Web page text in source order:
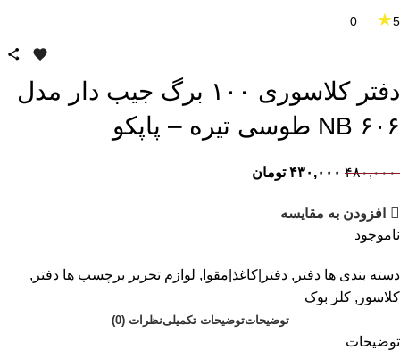
5
★
دفتر کلاسوری ۱۰۰ برگ جیب دار مدل
۶۰۶ NB طوسی تیره – پاپکو
۴۸۰,۰۰۰ ۴۳۰,۰۰۰ تومان
افزودن به مقایسه
ناموجود
دسته بندی ها دفتر , دفتر|کاغذ|مقوا , لوازم تحریر برچسب ها دفتر ,
کلاسور , کلر بوک
توضیحاتتوضیحات تکمیلینظرات (0)
توضیحات